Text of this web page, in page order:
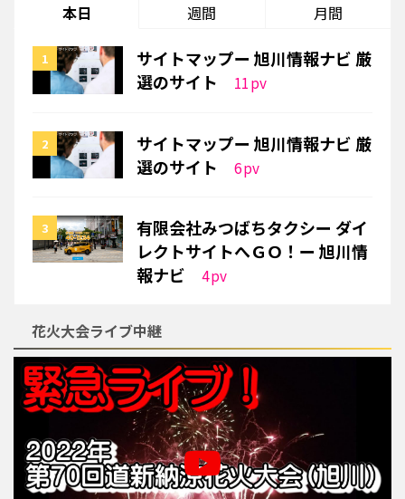
本日 週間 月間
サイトマップー 旭川情報ナビ 厳
選のサイト
11pv
サイトマップー 旭川情報ナビ 厳
選のサイト
6pv
有限会社みつばちタクシー ダイ
レクトサイトへＧＯ！ー 旭川情
報ナビ
4pv
花火大会ライブ中継